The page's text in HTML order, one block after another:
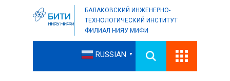
БАЛАКОВСКИЙ ИНЖЕНЕРНО-
ТЕХНОЛОГИЧЕСКИЙ ИНСТИТУТ
ФИЛИАЛ НИЯУ МИФИ
RUSSIAN ▼